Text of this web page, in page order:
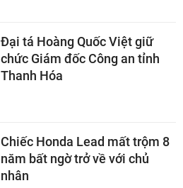
Đại tá Hoàng Quốc Việt giữ
chức Giám đốc Công an tỉnh
Thanh Hóa
Chiếc Honda Lead mất trộm 8
năm bất ngờ trở về với chủ
nhân